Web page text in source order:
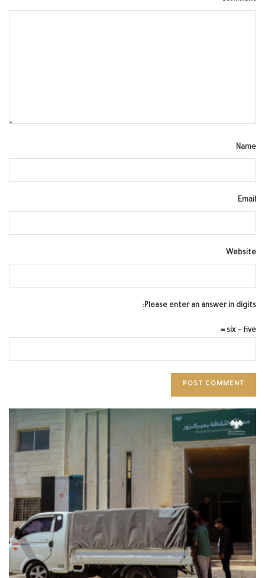
Name
Email
Website
Please enter an answer in digits:
six − five =